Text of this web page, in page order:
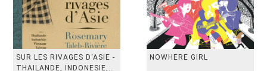
SUR LES RIVAGES D'ASIE -
THAILANDE, INDONESIE,
NOWHERE GIRL